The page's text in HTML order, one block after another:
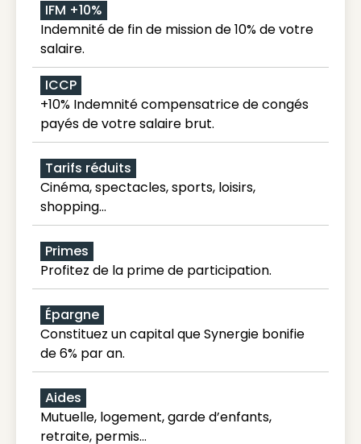
IFM +10%
Indemnité de fin de mission de 10% de votre
salaire.
ICCP
+10% Indemnité compensatrice de congés
payés de votre salaire brut.
Tarifs réduits
Cinéma, spectacles, sports, loisirs,
shopping...
Primes
Profitez de la prime de participation.
Épargne
Constituez un capital que Synergie bonifie
de 6% par an.
Aides
Mutuelle, logement, garde d’enfants,
retraite, permis…